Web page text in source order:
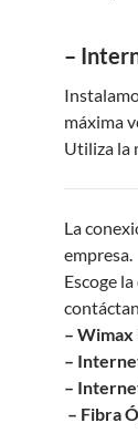
–
máxima
Utiliza la
La
empresa.
Escoge
– Wimax
–
–
– Fibra